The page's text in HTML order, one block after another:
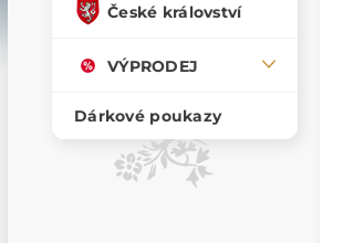
České království
VÝPRODEJ
Dárkové poukazy